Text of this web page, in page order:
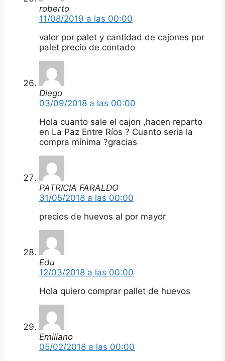
roberto
11/08/2019 a las 00:00
valor por palet y cantidad de cajones por
palet precio de contado
Diego
03/09/2018 a las 00:00
Hola cuanto sale el cajon ,hacen reparto
en La Paz Entre Ríos ? Cuanto seria la
compra mínima ?gracias
PATRICIA FARALDO
31/05/2018 a las 00:00
precios de huevos al por mayor
Edu
12/03/2018 a las 00:00
Hola quiero comprar pallet de huevos
Emiliano
05/02/2018 a las 00:00